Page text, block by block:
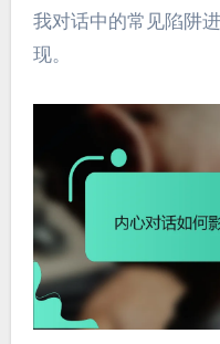
我对话中的常见陷阱
现。